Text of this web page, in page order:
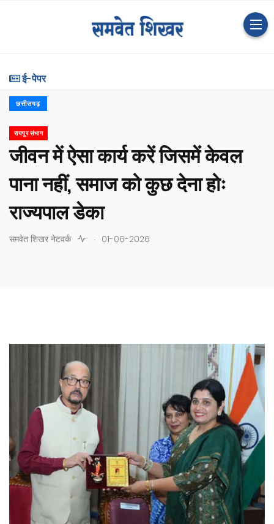
ई-पेपर
छत्तीसगढ़
रायपुर संभाग
जीवन में ऐसा कार्य करें जिसमें केवल
पाना नहीं, समाज को कुछ देना होः
राज्यपाल डेका
समवेत शिखर नेटवर्क . 01-06-2026